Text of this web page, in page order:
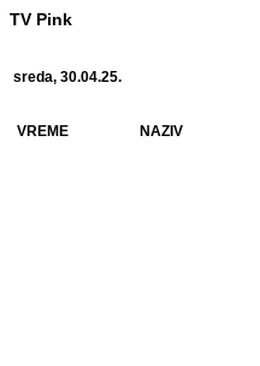
TV Pink
sreda, 30.04.25.
VREME NAZIV